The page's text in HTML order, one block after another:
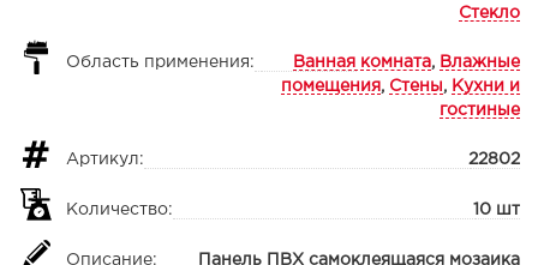
Стекло
Область применения: Ванная комната, Влажные
помещения , Стены , Кухни и
гостиные
Артикул: 22802
Количество: 10 шт
Описание:
Панель ПВХ самоклеящаяся мозаика